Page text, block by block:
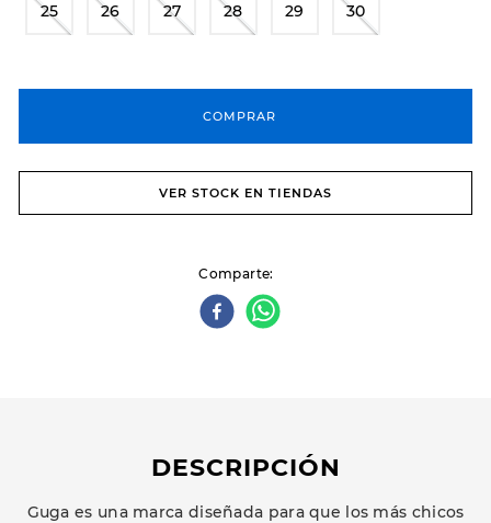
25 26 27 28 29 30
COMPRAR
VER STOCK EN TIENDAS
Comparte
DESCRIPCIÓN
Guga es una marca diseñada para que los más chicos